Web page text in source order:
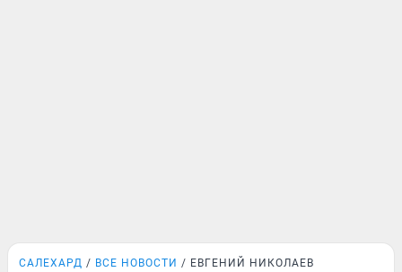
САЛЕХАРД ВСЕ НОВОСТИ ЕВГЕНИЙ НИКОЛАЕВ